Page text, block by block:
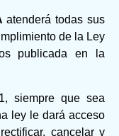
atenderá todas sus
de la Ley
publicada en la
siempre que sea
ley le dará acceso
cancelar y